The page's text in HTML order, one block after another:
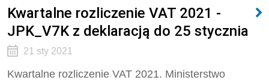
Kwartalne rozliczenie VAT 2021 -
JPK_V7K z deklaracją do 25 stycznia
21 sty 2021
Kwartalne rozliczenie VAT 2021. Ministerstwo